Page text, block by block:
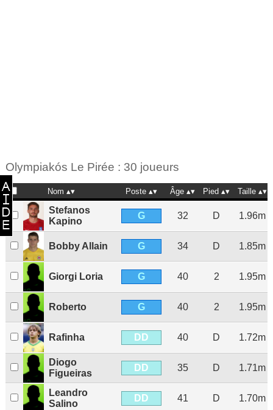
Olympiakós Le Pirée : 30 joueurs
Nom Poste Âge Pied Taille
Stefanos
Kapino
G 32 D 1.96m
Bobby Allain G 34 D 1.85m
Giorgi Loria G 40 2 1.95m
Roberto G 40 2 1.95m
Rafinha DD 40 D 1.72m
Diogo
Figueiras
DD 35 D 1.71m
Leandro
Salino
DD 41 D 1.70m